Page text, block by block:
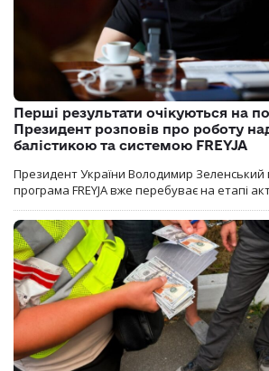
Перші результати очікуються на
Президент розповів про роботу
балістикою та системою FREYJA
Президент України Володимир Зеленський
програма FREYJA вже перебуває на етапі